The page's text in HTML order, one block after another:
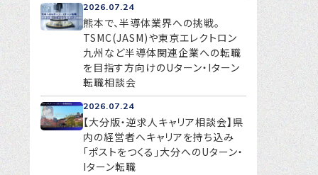
2026.07.24
熊本で、半導体業界への挑戦。
TSMC(JASM)や東京エレクトロン
九州など半導体関連企業への転職
を目指す方向けのUターン・Iターン
転職相談会
2026.07.24
【大分版・逆求人キャリア相談会】県
内の経営者へキャリアを持ち込み
「ポストをつくる」大分へのUターン・
Iターン転職